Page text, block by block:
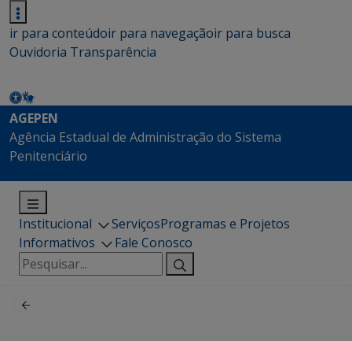
ir para conteúdoir para navegaçãoir para busca
Ouvidoria Transparência
AGEPEN
Agência Estadual de Administração do Sistema
Penitenciário
Institucional ServiçosProgramas e Projetos
Informativos
Fale Conosco
Pesquisar
por: